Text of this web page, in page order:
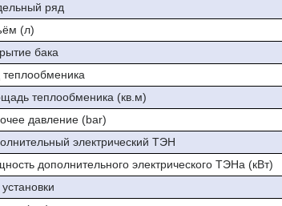
кожух SNC (мягкий PU): изоляционная пена
люк
анод
+ 400 mm
теплообменника, м.кв 4.7
ряд
(л)
бака
теплообменика
теплообменика (кв.м)
давление (bar)
электрический ТЭН
дополнительного электрического ТЭНа (кВт)